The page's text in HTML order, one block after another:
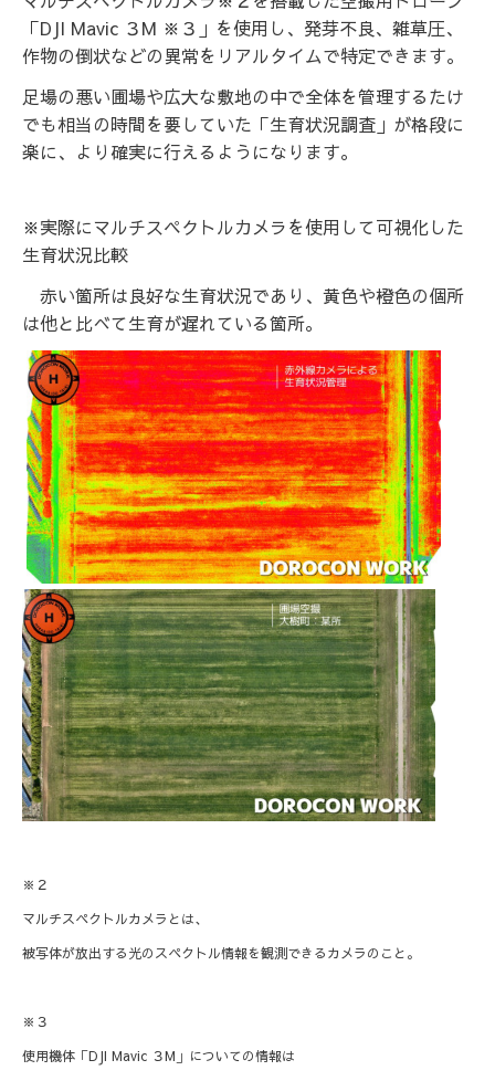
「DJI Mavic ３M ※３」を使用し、発芽不良、雑草圧、
作物の倒状などの異常をリアルタイムで特定できます。
足場の悪い圃場や広大な敷地の中で全体を管理するたけ
でも相当の時間を要していた「生育状況調査」が格段に
楽に、より確実に行えるようになります。
※実際にマルチスペクトルカメラを使用して可視化した
生育状況比較
赤い箇所は良好な生育状況であり、黄色や橙色の個所
は他と比べて生育が遅れている箇所。
※２
マルチスペクトルカメラとは、
被写体が放出する光のスペクトル情報を観測できるカメラのこと。
※３
使用機体「DJI Mavic ３M」についての情報は